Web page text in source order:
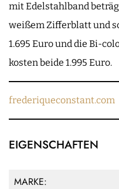
mit Edelstahlband
weißem Zifferblatt und
1.695 Euro und die Bi-
kosten beide 1.995 Euro.
frederiqueconstant.com
EIGENSCHAFTEN
MARKE: